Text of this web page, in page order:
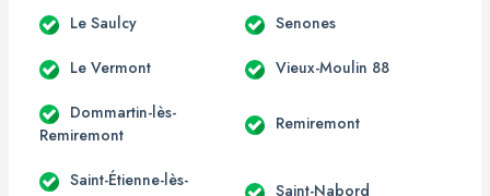
Le Saulcy Senones
Le Vermont Vieux-Moulin 88
Dommartin-lès-
Remiremont
Remiremont
Saint-Étienne-lès-
Saint-Nabord